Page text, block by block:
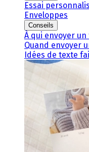
Essai
Enveloppes
Conseils
À qui envoyer
Quand envoyer
Idées de texte